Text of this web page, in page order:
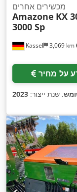
Kassel 3,069 km
מכשירים אחרים
Amazone KX
3000 Sp
על מחיר
, שנת ייצור: 2023